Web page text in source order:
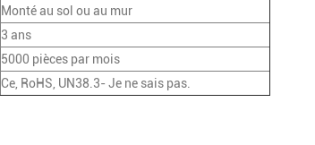
Monté au sol ou au mur
3 ans
5000 pièces par mois
Ce, RoHS, UN38.3- Je ne sais pas.